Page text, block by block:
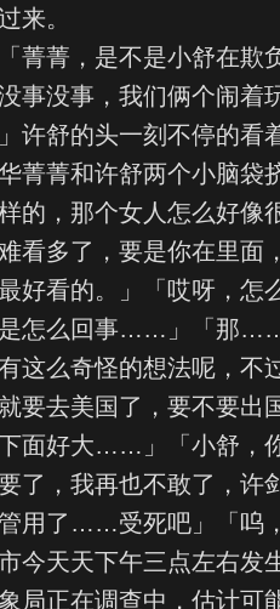
来。
菁菁，是不是小舒在欺
事没事，我们俩个闹
许舒的头一刻不停的看
菁和许舒两个小脑袋
的，那个女人怎么好
看多了，要是你在里面
好看的。」「哎呀，
是怎么回事……」「那
么奇怪的想法呢，不
要去美国了，要不要出
下面好大……」「小舒
了，我再也不敢了，许
管用了……受死吧」「
天天下午三点左右发
局正在调查中，估计可